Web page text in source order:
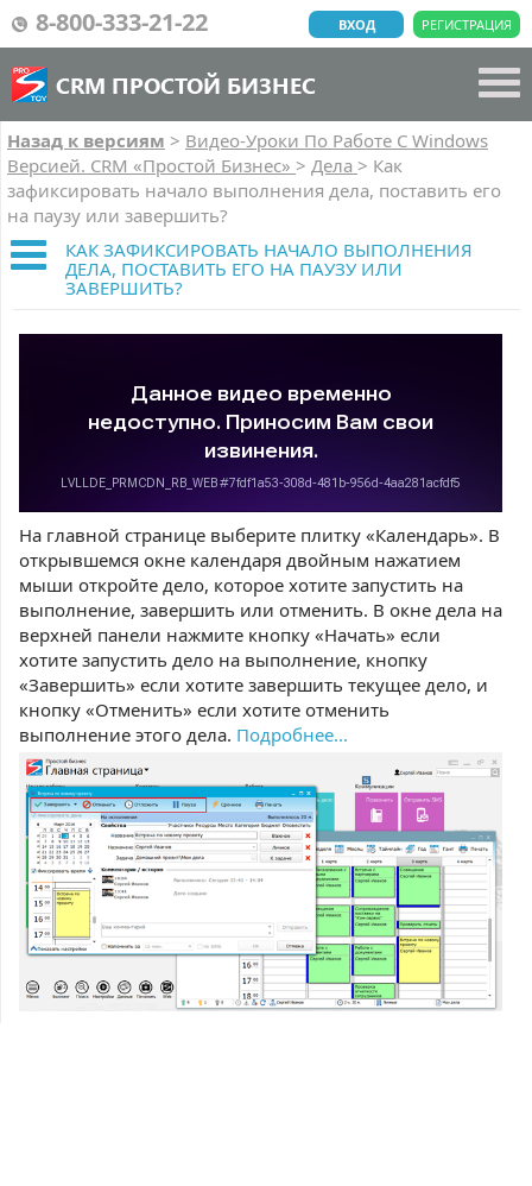
8-800-333-21-22 РЕГИСТРАЦИЯ
ВХОД
CRM ПРОСТОЙ БИЗНЕС
Назад к версиям > Видео-Уроки По Работе C Windows
Версией. CRM «Простой Бизнес» > Дела > Как
зафиксировать начало выполнения дела, поставить его
на паузу или завершить?
КАК ЗАФИКСИРОВАТЬ НАЧАЛО ВЫПОЛНЕНИЯ
ДЕЛА, ПОСТАВИТЬ ЕГО НА ПАУЗУ ИЛИ
ЗАВЕРШИТЬ?
На главной странице выберите плитку «Календарь». В
открывшемся окне календаря двойным нажатием
мыши откройте дело, которое хотите запустить на
выполнение, завершить или отменить. В окне дела на
верхней панели нажмите кнопку «Начать» если
хотите запустить дело на выполнение, кнопку
«Завершить» если хотите завершить текущее дело, и
кнопку «Отменить» если хотите отменить
выполнение этого дела. Подробнее...